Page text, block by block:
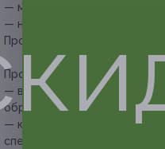
— маска для лица;
— нанесение крема по типу
Продолжительность
Прочие условия:
— все процедуры
образованием;
— купон не
спецпредложения